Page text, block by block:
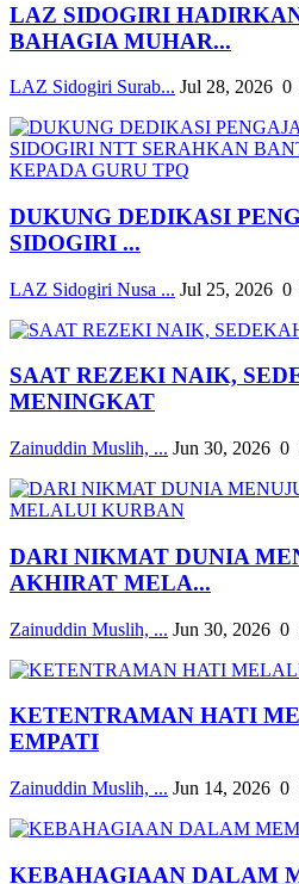
LAZ SIDOGIRI
BAHAGIA MUHAR...
LAZ Sidogiri Surab... Jul 28, 2026 0
DUKUNG DEDIKASI
SIDOGIRI ...
LAZ Sidogiri Nusa ... Jul 25, 2026 0
SAAT REZEKI NAIK,
MENINGKAT
Zainuddin Muslih, ... Jun 30, 2026 0
DARI NIKMAT DUNIA
AKHIRAT MELA...
Zainuddin Muslih, ... Jun 30, 2026 0
KETENTRAMAN HATI
EMPATI
Zainuddin Muslih, ... Jun 14, 2026 0
KEBAHAGIAAN DALAM